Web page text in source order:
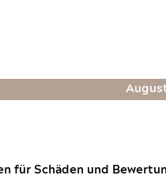
für Schäden und